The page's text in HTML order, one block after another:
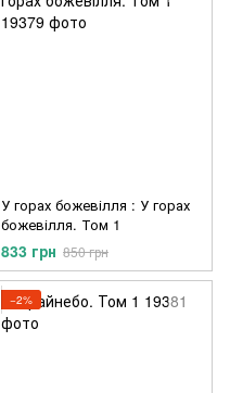
У горах божевілля : У горах
божевілля. Том 1
833 грн 850 грн
−2%